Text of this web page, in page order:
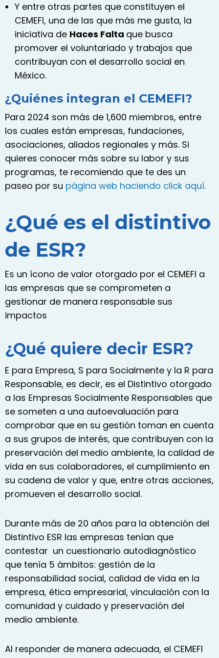
Y entre otras partes que constituyen el
CEMEFI, una de las que más me gusta, la
iniciativa de Haces Falta que busca
promover el voluntariado y trabajos que
contribuyan con el desarrollo social en
México.
¿Quiénes integran el CEMEFI?
Para 2024 son más de 1,600 miembros, entre
los cuales están empresas, fundaciones,
asociaciones, aliados regionales y más. Si
quieres conocer más sobre su labor y sus
programas, te recomiendo que te des un
paseo por su página web haciendo click aquí.
¿Qué es el distintivo
de ESR?
Es un ícono de valor otorgado por el CEMEFI a
las empresas que se comprometen a
gestionar de manera responsable sus
impactos
¿Qué quiere decir ESR?
E para Empresa, S para Socialmente y la R para
Responsable, es decir, es el Distintivo otorgado
a las Empresas Socialmente Responsables que
se someten a una autoevaluación para
comprobar que en su gestión toman en cuenta
a sus grupos de interés, que contribuyen con la
preservación del medio ambiente, la calidad de
vida en sus colaboradores, el cumplimiento en
su cadena de valor y que, entre otras acciones,
promueven el desarrollo social.
Durante más de 20 años para la obtención del
Distintivo ESR las empresas tenían que
contestar un cuestionario autodiagnóstico
que tenía 5 ámbitos: gestión de la
responsabilidad social, calidad de vida en la
empresa, ética empresarial, vinculación con la
comunidad y cuidado y preservación del
medio ambiente.
Al responder de manera adecuada, el CEMEFI